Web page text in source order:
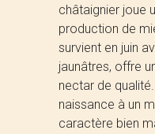
châtaignier joue
production de
survient en juin
jaunâtres, offre
nectar de
naissance à un
caractère bien